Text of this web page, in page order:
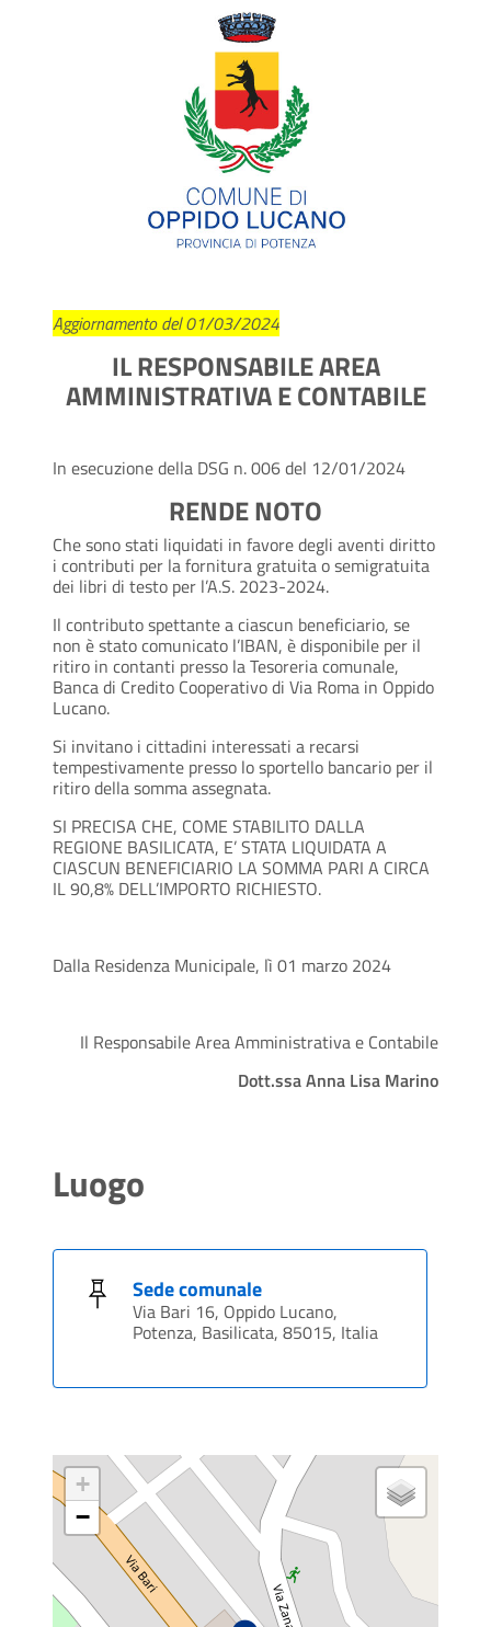
Aggiornamento del 01/03/2024
IL RESPONSABILE AREA
AMMINISTRATIVA E CONTABILE
In esecuzione della DSG n. 006 del 12/01/2024
RENDE NOTO
Che sono stati liquidati in favore degli aventi diritto
i contributi per la fornitura gratuita o semigratuita
dei libri di testo per l’A.S. 2023-2024.
Il contributo spettante a ciascun beneficiario, se
non è stato comunicato l’IBAN, è disponibile per il
ritiro in contanti presso la Tesoreria comunale,
Banca di Credito Cooperativo di Via Roma in Oppido
Lucano.
Si invitano i cittadini interessati a recarsi
tempestivamente presso lo sportello bancario per il
ritiro della somma assegnata.
SI PRECISA CHE, COME STABILITO DALLA
REGIONE BASILICATA, E’ STATA LIQUIDATA A
CIASCUN BENEFICIARIO LA SOMMA PARI A CIRCA
IL 90,8% DELL’IMPORTO RICHIESTO.
Dalla Residenza Municipale, lì 01 marzo 2024
Il Responsabile Area Amministrativa e Contabile
Dott.ssa Anna Lisa Marino
Luogo
Sede comunale
Via Bari 16, Oppido Lucano,
Potenza, Basilicata, 85015, Italia
+
−